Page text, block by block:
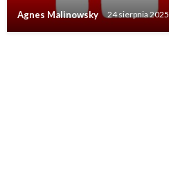
Agnes Malinowsky 24 sierpnia 2025